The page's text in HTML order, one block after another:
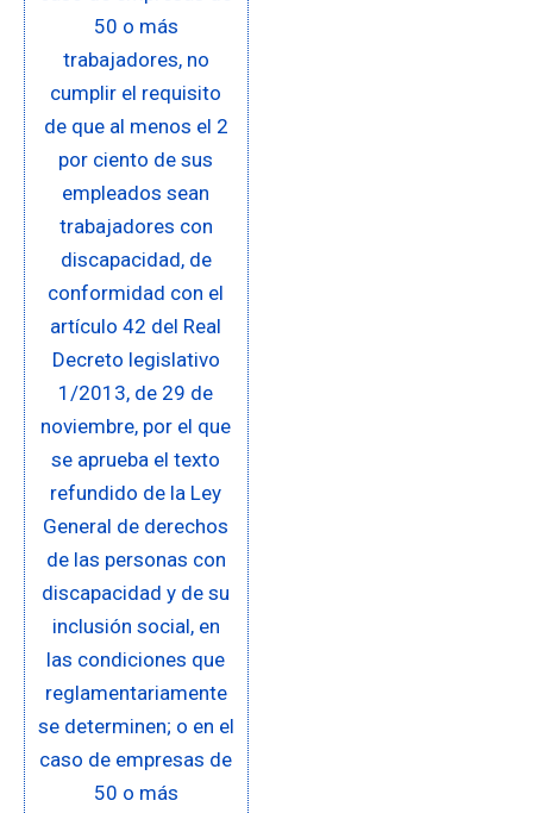
50 o más
trabajadores, no
cumplir el requisito
de que al menos el 2
por ciento de sus
empleados sean
trabajadores con
discapacidad, de
conformidad con el
artículo 42 del Real
Decreto legislativo
1/2013, de 29 de
noviembre, por el que
se aprueba el texto
refundido de la Ley
General de derechos
de las personas con
discapacidad y de su
inclusión social, en
las condiciones que
reglamentariamente
se determinen; o en el
caso de empresas de
50 o más